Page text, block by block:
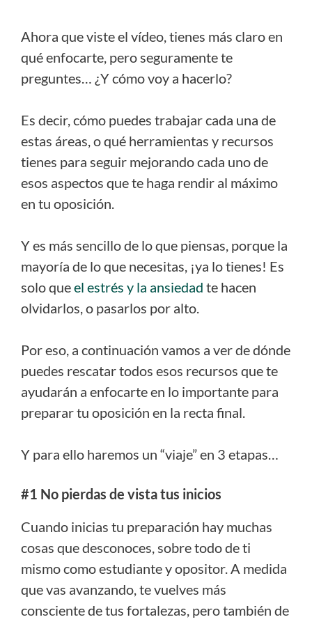
Ahora que viste el vídeo, tienes más claro en
qué enfocarte, pero seguramente te
preguntes… ¿Y cómo voy a hacerlo?
Es decir, cómo puedes trabajar cada una de
estas áreas, o qué herramientas y recursos
tienes para seguir mejorando cada uno de
esos aspectos que te haga rendir al máximo
en tu oposición.
Y es más sencillo de lo que piensas, porque la
mayoría de lo que necesitas, ¡ya lo tienes! Es
solo queel estrés y la ansiedad te hacen
olvidarlos, o pasarlos por alto.
Por eso, a continuación vamos a ver de dónde
puedes rescatar todos esos recursos que te
ayudarán a enfocarte en lo importante para
preparar tu oposición en la recta final.
Y para ello haremos un “viaje” en 3 etapas…
#1 No pierdas de vista tus inicios
Cuando inicias tu preparación hay muchas
cosas que desconoces, sobre todo de ti
mismo como estudiante y opositor. A medida
que vas avanzando, te vuelves más
consciente de tus fortalezas, pero también de